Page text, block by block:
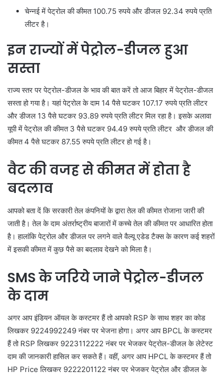
चेन्नई में पेट्रोल की कीमत 100.75 रुपये और डीजल 92.34 रुपये प्रति
लीटर है।
इन राज्यों में पेट्रोल-डीजल हुआ
सस्ता
राज्य स्तर पर पेट्रोल-डीजल के भाव की बात करें तो आज बिहार में पेट्रोल-डीजल
सस्ता हो गया है। यहां पेट्रोल के दाम 14 पैसे घटकर 107.17 रुपये प्रति लीटर
और डीजल 13 पैसे घटकर 93.89 रुपये प्रति लीटर मिल रहा है। इसके अलावा
यूपी में पेट्रोल की कीमत 3 पैसे घटकर 94.49 रुपये प्रति लीटर और डीजल की
कीमत 4 पैसे घटकर 87.55 रुपये प्रति लीटर हो गई है।
वैट की वजह से कीमत में होता है
बदलाव
आपको बता दें कि सरकारी तेल कंपनियों के द्वारा तेल की कीमत रोजाना जारी की
जाती है। तेल के दाम अंतर्राष्ट्रीय बाजारों में कच्चे तेल की कीमत पर आधारित होता
है। हालांकि पेट्रोल और डीजल पर लगने वाले वैल्यू एडेड टैक्स के कारण कई शहरों
में इसकी कीमत में कुछ पैसे का बदलाव देखने को मिला है।
SMS के जरिये जाने पेट्रोल-डीजल
के दाम
अगर आप इंडियन ऑयल के कस्टमर हैं तो आपको RSP के साथ शहर का कोड
लिखकर 9224992249 नंबर पर भेजना होगा। अगर आप BPCL के कस्टमर
हैं तो RSP लिखकर 9223112222 नंबर पर भेजकर पेट्रोल-डीजल के लेटेस्ट
दाम की जानकारी हासिल कर सकते हैं। वहीं, अगर आप HPCL के कस्टमर हैं तो
HP Price लिखकर 9222201122 नंबर पर भेजकर पेट्रोल और डीजल के